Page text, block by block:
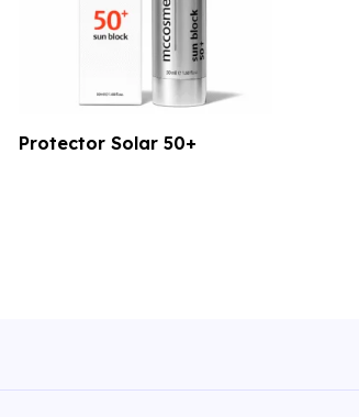
Protector Solar 50+